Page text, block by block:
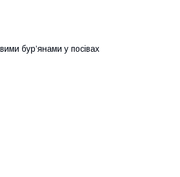
бур’янами у посівах